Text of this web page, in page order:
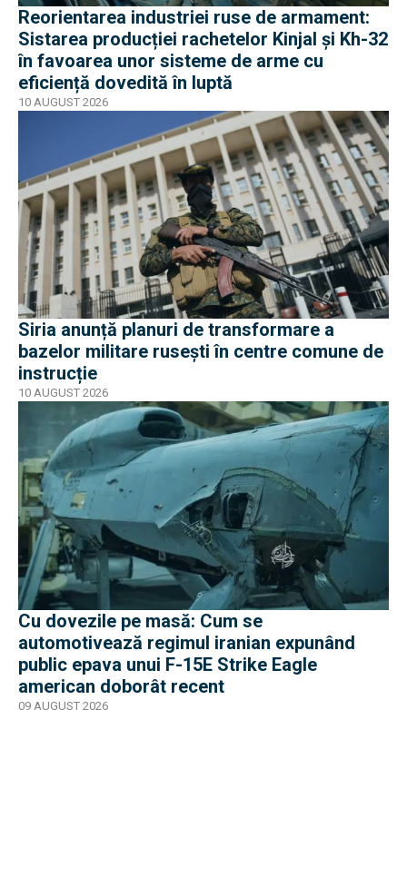
Reorientarea industriei ruse de armament:
Sistarea producției rachetelor Kinjal și Kh-32
în favoarea unor sisteme de arme cu
eficiență dovedită în luptă
10 AUGUST 2026
Siria anunță planuri de transformare a
bazelor militare rusești în centre comune de
instrucție
10 AUGUST 2026
Cu dovezile pe masă: Cum se
automotivează regimul iranian expunând
public epava unui F-15E Strike Eagle
american doborât recent
09 AUGUST 2026